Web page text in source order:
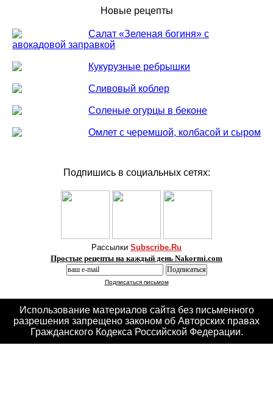
Новые рецепты
Салат «Зеленая богиня» с
авокадовой заправкой
Кукурузные ребрышки
Сливовый коблер
Соленые огурцы в беконе
Омлет с черемшой, колбасой и сыром
Подпишись в социальных сетях:
Рассылки Subscribe.Ru
Простые рецепты на каждый день Nakormi.com
Подписаться письмом
Использование материалов сайта без письменного
разрешения запрещено законом об Авторских правах
Гражданского Кодекса Российской Федерации.